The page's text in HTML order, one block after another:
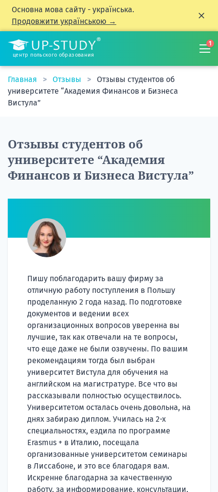
Основна мова сайту - українська.
Продовжити українською →
центр польского образования
1
Главная Отзывы
Отзывы студентов об
университете “Академия Финансов и Бизнеса
Вистула”
Отзывы студентов об
университете “Академия
Финансов и Бизнеса Вистула”
Пишу поблагодарить вашу фирму за
отличную работу поступления в Польшу
проделанную 2 года назад. По подготовке
документов и ведении всех
организационных вопросов уверенна вы
лучшие, так как отвечали на те вопросы,
что еще даже не были озвучены. По вашим
рекомендациям тогда был выбран
университет Вистула для обучения на
английском на магистратуре. Все что вы
рассказывали полностью осуществилось.
Университетом осталась очень довольна, на
днях забираю диплом. Училась на 2-х
специальностях, ездила по программе
Erasmus + в Италию, посещала
организованные университетом семинары
в Лиссабоне, и это все благодаря вам.
Искренне благодарна за качественную
работу, за информирование, консультации,
НАБОР